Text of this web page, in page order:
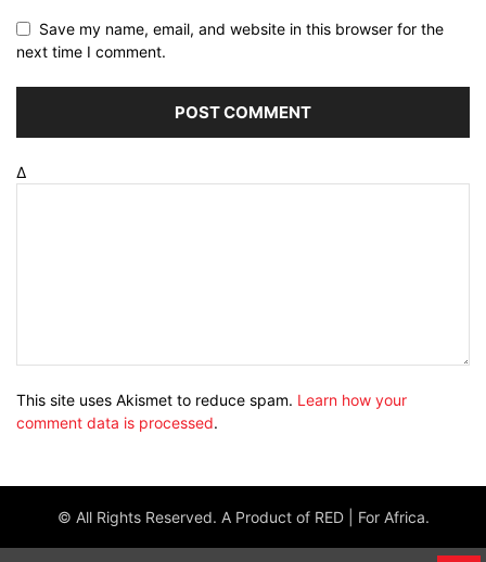
Save my name, email, and website in this browser for the
next time I comment.
Δ
This site uses Akismet to reduce spam. Learn how your
comment data is processed.
© All Rights Reserved. A Product of RED | For Africa.